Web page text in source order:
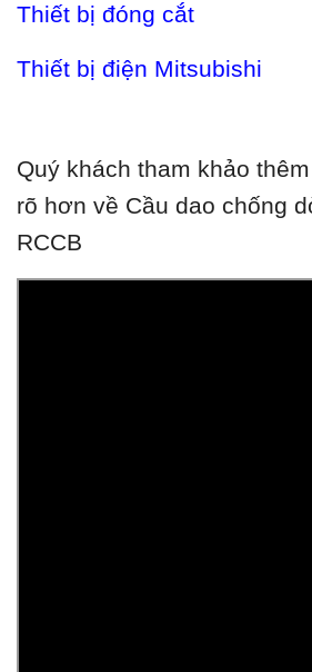
Thiết bị đóng cắt
Thiết bị điện Mitsubishi
Quý khách tham khảo
rõ hơn về Cầu dao chống
RCCB